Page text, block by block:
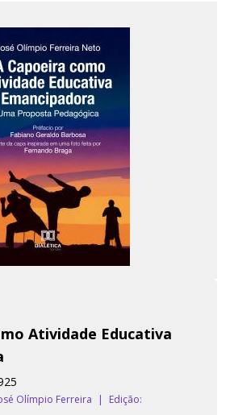
Atividade Educativa
Olímpio Ferreira |
Edição: